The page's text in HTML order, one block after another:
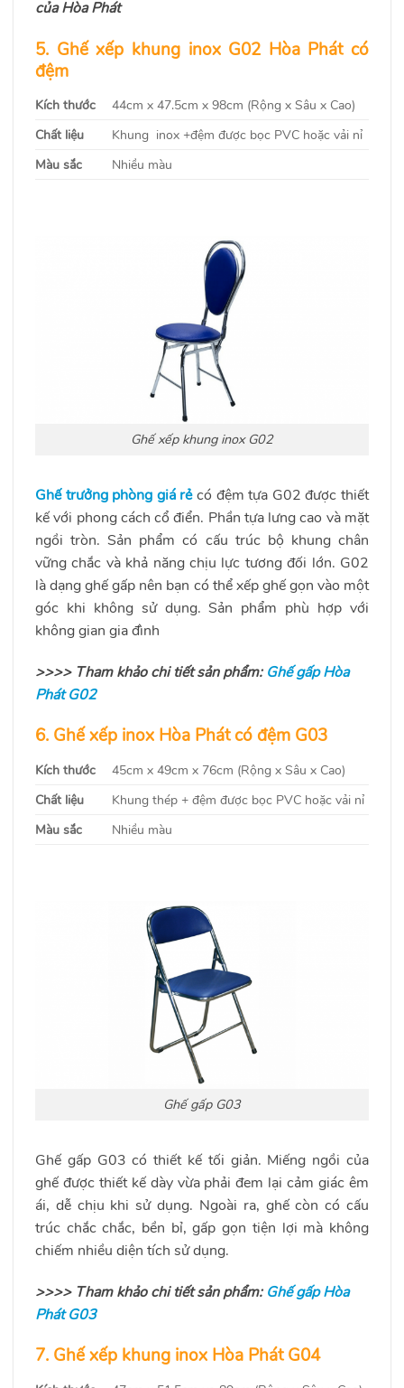
của Hòa Phát
5. Ghế xếp khung inox G02 Hòa Phát có
đệm
Kích thước
44cm x 47.5cm x 98cm (Rộng x Sâu x Cao)
Chất liệu
Khung inox +đệm được bọc PVC hoặc vải nỉ
Màu sắc
Nhiều màu
Ghế xếp khung inox G02
Ghế trưởng phòng giá rẻ có đệm tựa G02 được thiết
kế với phong cách cổ điển. Phần tựa lưng cao và mặt
ngồi tròn. Sản phẩm có cấu trúc bộ khung chân
vững chắc và khả năng chịu lực tương đối lớn. G02
là dạng ghế gấp nên bạn có thể xếp ghế gọn vào một
góc khi không sử dụng. Sản phẩm phù hợp với
không gian gia đình
>>>> Tham khảo chi tiết sản phẩm: Ghế gấp Hòa
Phát G02
6. Ghế xếp inox Hòa Phát có đệm G03
Kích thước
45cm x 49cm x 76cm (Rộng x Sâu x Cao)
Chất liệu
Khung thép + đệm được bọc PVC hoặc vải nỉ
Màu sắc
Nhiều màu
Ghế gấp G03
Ghế gấp G03 có thiết kế tối giản. Miếng ngồi của
ghế được thiết kế dày vừa phải đem lại cảm giác êm
ái, dễ chịu khi sử dụng. Ngoài ra, ghế còn có cấu
trúc chắc chắc, bền bỉ, gấp gọn tiện lợi mà không
chiếm nhiều diện tích sử dụng.
>>>> Tham khảo chi tiết sản phẩm: Ghế gấp Hòa
Phát G03
7. Ghế xếp khung inox Hòa Phát G04